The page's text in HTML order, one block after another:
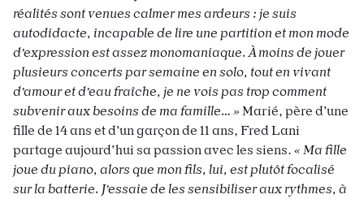
réalités sont venues calmer mes ardeurs : je suis
autodidacte, incapable de lire une partition et mon mode
d’expression est assez monomaniaque. À moins de jouer
plusieurs concerts par semaine en solo, tout en vivant
d’amour et d’eau fraîche, je ne vois pas trop comment
subvenir aux besoins de ma famille… » Marié, père d’une
fille de 14 ans et d’un garçon de 11 ans, Fred Lani
partage aujourd’hui sa passion avec les siens. « Ma fille
joue du piano, alors que mon fils, lui, est plutôt focalisé
sur la batterie. J’essaie de les sensibiliser aux rythmes, à